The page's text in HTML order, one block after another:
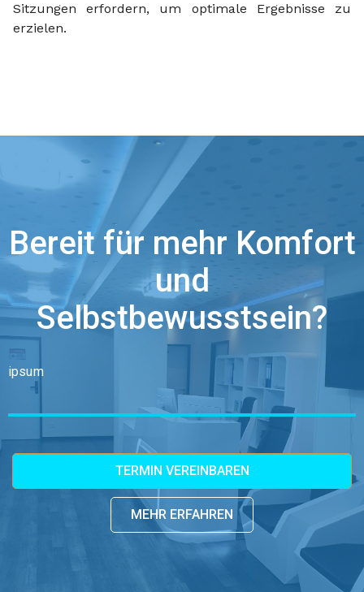
Sitzungen erfordern, um optimale Ergebnisse zu
erzielen.
Bereit für mehr Komfort
und
Selbstbewusstsein?
ipsum
TERMIN VEREINBAREN
MEHR ERFAHREN